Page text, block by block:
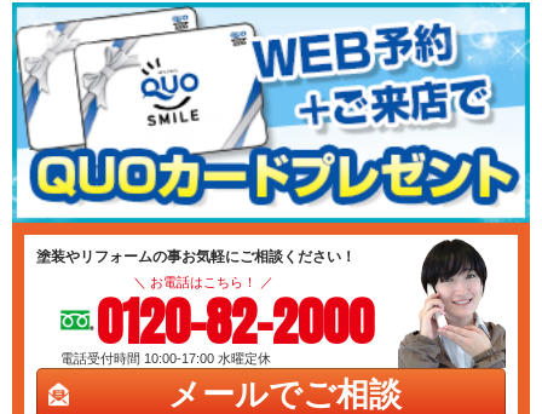
塗装やリフォームの事お気軽にご相談ください！
＼ お電話はこちら！ ／
0120-82-2000
電話受付時間 10:00-17:00 水曜定休
メールでご相談